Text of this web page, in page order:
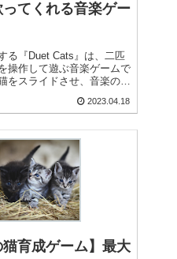
てくれる音楽ゲー
る『Duet Cats』は、二匹
操作して遊ぶ音楽ゲームで
をスライドさせ、音楽のリ
す。猫の鳴き声で歌ってく
2023.04.18
猫育成ゲーム】最大